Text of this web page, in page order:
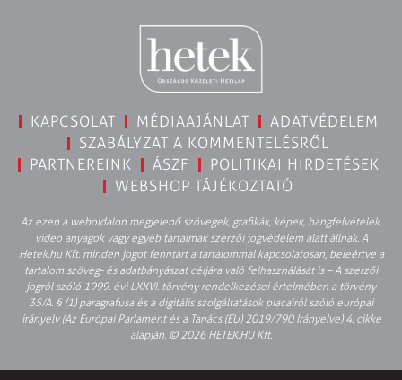
KAPCSOLAT MÉDIAAJÁNLAT
ADATVÉDELEM
SZABÁLYZAT A KOMMENTELÉSRŐL
PARTNEREINK
ÁSZF
POLITIKAI HIRDETÉSEK
WEBSHOP TÁJÉKOZTATÓ
Az ezen a weboldalon megjelenő szövegek, grafikák, képek, hangfelvételek,
video anyagok vagy egyéb tartalmak szerzői jogvédelem alatt állnak. A
Hetek.hu Kft. minden jogot fenntart a tartalommal kapcsolatosan, beleértve a
tartalom szöveg- és adatbányászat céljára való felhasználását is – A szerzői
jogról szóló 1999. évi LXXVI. törvény rendelkezései értelmében a törvény
35/A. § (1) paragrafusa és a digitális szolgáltatások piacairól szóló európai
irányelv (Az Európai Parlament és a Tanács (EU) 2019/790 Irányelve) 4. cikke
alapján. © 2026 HETEK.HU Kft.